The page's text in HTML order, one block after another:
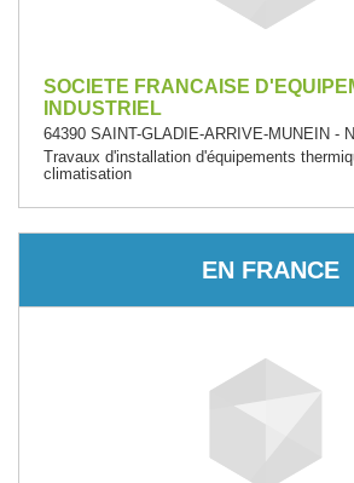
SOCIETE FRANCAISE
INDUSTRIEL
64390 SAINT-GLADIE-ARRIVE-MUNEIN -
Travaux d'installation d'équipements
climatisation
EN FRANCE